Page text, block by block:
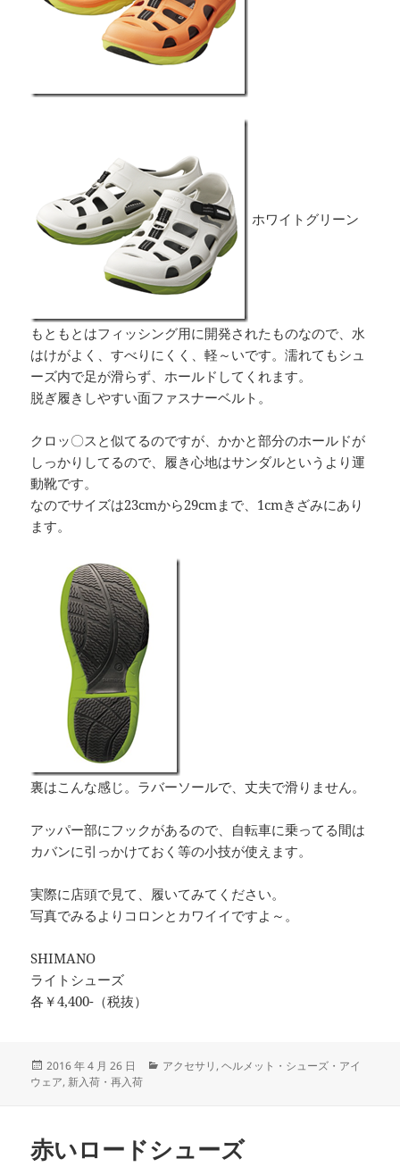
ホワイトグリーン
もともとはフィッシング用に開発されたものなので、水
はけがよく、すべりにくく、軽～いです。濡れてもシュ
ーズ内で足が滑らず、ホールドしてくれます。
脱ぎ履きしやすい面ファスナーベルト。
クロッ〇スと似てるのですが、かかと部分のホールドが
しっかりしてるので、履き心地はサンダルというより運
動靴です。
なのでサイズは23cmから29cmまで、1cmきざみにあり
ます。
裏はこんな感じ。ラバーソールで、丈夫で滑りません。
アッパー部にフックがあるので、自転車に乗ってる間は
カバンに引っかけておく等の小技が使えます。
実際に店頭で見て、履いてみてください。
写真でみるよりコロンとカワイイですよ～。
SHIMANO
ライトシューズ
各￥4,400-（税抜）
投
稿
2016 年 4 月 26 日
カ
アクセサリ ,ヘルメット・シューズ・アイ
ウェア, 新入荷・再入荷
赤いロードシューズ